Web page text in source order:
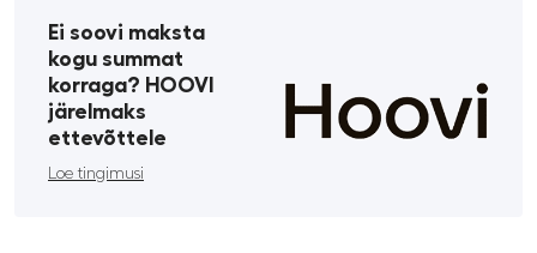
Ei soovi maksta
kogu summat
korraga? HOOVI
järelmaks
ettevõttele
Loe tingimusi